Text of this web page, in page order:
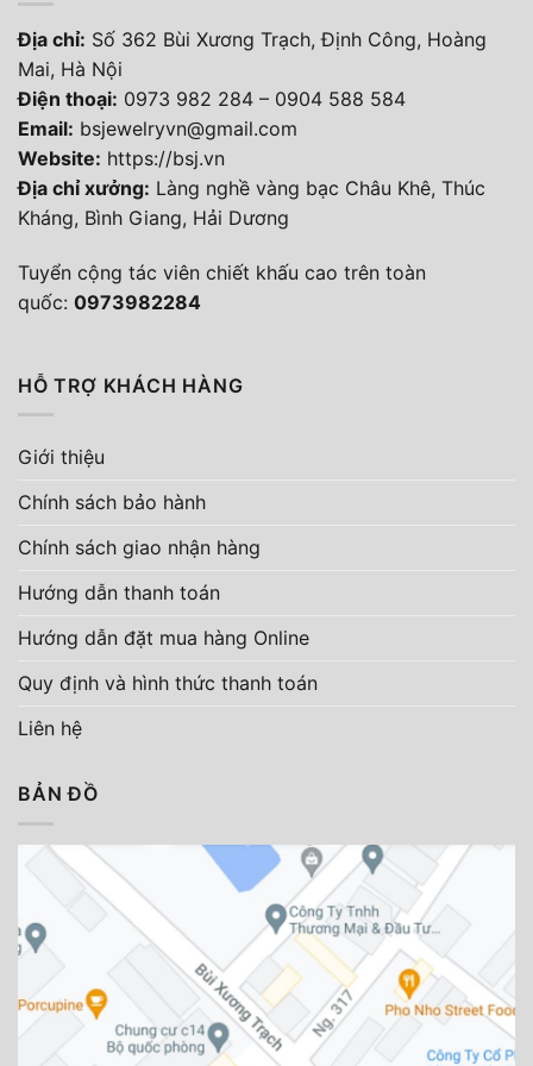
Địa chỉ: Số 362 Bùi Xương Trạch, Định Công, Hoàng
Mai, Hà Nội
Điện thoại: 0973 982 284 – 0904 588 584
Email: bsjewelryvn@gmail.com
Website: https://bsj.vn
Địa chỉ xưởng: Làng nghề vàng bạc Châu Khê, Thúc
Kháng, Bình Giang, Hải Dương
Tuyển cộng tác viên chiết khấu cao trên toàn
quốc: 0973982284
HỖ TRỢ KHÁCH HÀNG
Giới thiệu
Chính sách bảo hành
Chính sách giao nhận hàng
Hướng dẫn thanh toán
Hướng dẫn đặt mua hàng Online
Quy định và hình thức thanh toán
Liên hệ
BẢN ĐỒ